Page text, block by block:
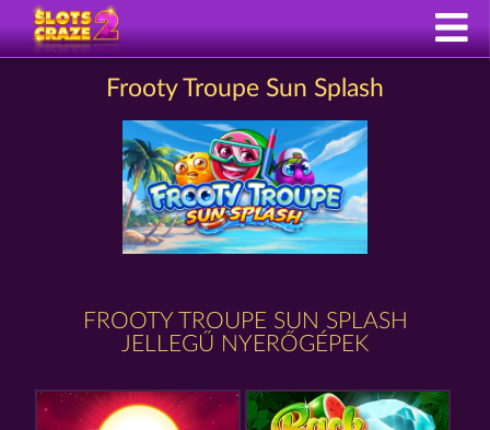
Frooty Troupe Sun Splash
FROOTY TROUPE SUN SPLASH
JELLEGŰ NYERŐGÉPEK